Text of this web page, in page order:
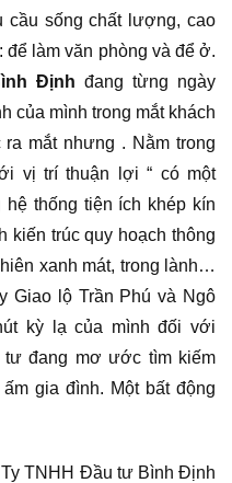
sống chất lượng, cao
làm văn phòng và để ở.
Định đang từng ngày
của mình trong mắt khách
mắt nhưng . Nằm trong
vị trí thuận lợi “ có một
thống tiện ích khép kín
kiến trúc quy hoạch thông
xanh mát, trong lành…
Giao lộ Trần Phú và Ngô
kỳ lạ của mình đối với
tư đang mơ ước tìm kiếm
gia đình. Một bất động
TNHH Đầu tư Bình Định